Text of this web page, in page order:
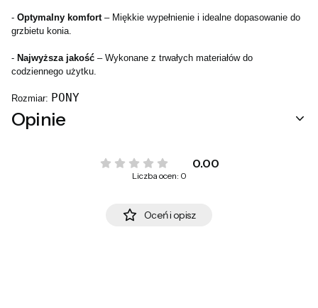
- Optymalny komfort – Miękkie wypełnienie i idealne dopasowanie do
grzbietu konia.
- Najwyższa jakość – Wykonane z trwałych materiałów do
codziennego użytku.
Rozmiar: PONY
Opinie
0.00
Liczba ocen: 0
Oceń i opisz